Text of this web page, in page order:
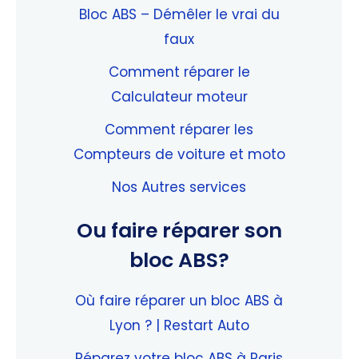
Bloc ABS – Démêler le vrai du
faux
Comment réparer le
Calculateur moteur
Comment réparer les
Compteurs de voiture et moto
Nos Autres services
Ou faire réparer son
bloc ABS?
Où faire réparer un bloc ABS à
Lyon ? | Restart Auto